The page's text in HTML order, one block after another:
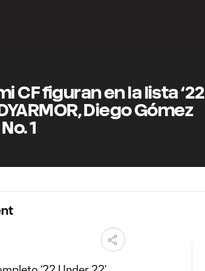
CF figuran en la lista ‘22
Diego Gómez
1